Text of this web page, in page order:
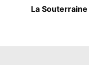
La Souterraine